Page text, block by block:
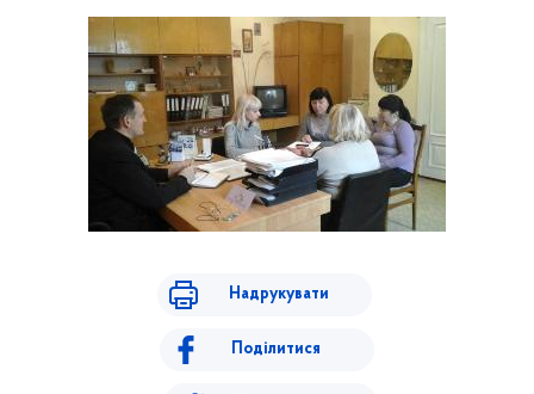
Надрукувати
Поділитися